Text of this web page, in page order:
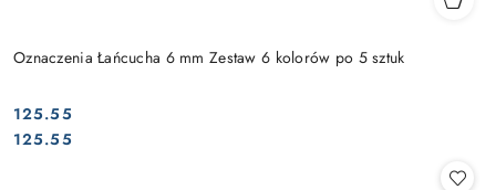
Oznaczenia Łańcucha 6 mm Zestaw 6 kolorów po 5 sztuk
Cena:
125.55
Cena:
125.55